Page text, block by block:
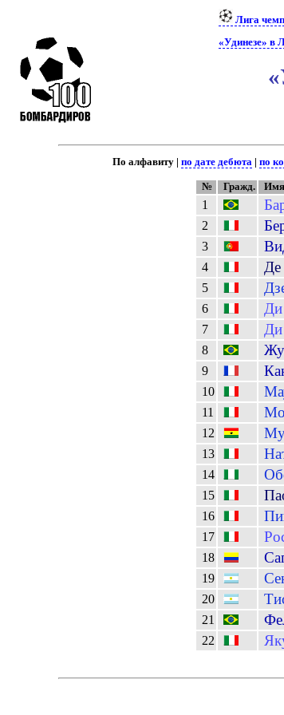
Лига
«Удинезе» в
По алфавиту | по дате дебюта | по
№ Гражд. Имя
1
2
3
4
Де
5
6
7
Ди
8
9
10
11
12
13
14
15
16
17
18
19
20
21
22